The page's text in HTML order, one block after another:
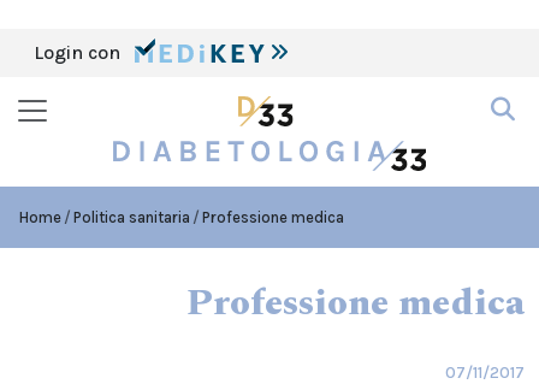
Login con
Home Politica sanitaria Professione medica
Professione medica
07/11/2017